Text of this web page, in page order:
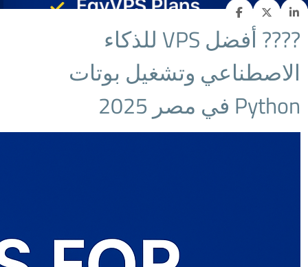
???? أفضل VPS للذكاء
الاصطناعي وتشغيل بوتات
Python في مصر 2025